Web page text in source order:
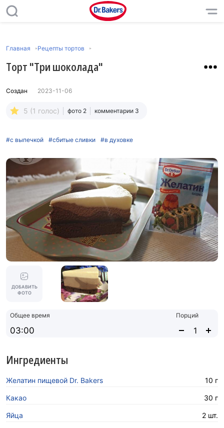
Главная Рецепты тортов
Торт "Три шоколада"
Создан 2023-11-06
5 (1 голос) фото 2 комментарии 3
#с выпечкой #сбитые сливки #в духовке
ДОБАВИТЬ
ФОТО
Общее время
03:00
Порций
Ингредиенты
Желатин пищевой Dr. Bakers 10 г
Какао 30 г
Яйца 2 шт.